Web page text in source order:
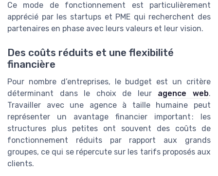
Ce mode de fonctionnement est particulièrement
apprécié par les startups et PME qui recherchent des
partenaires en phase avec leurs valeurs et leur vision.
Des coûts réduits et une flexibilité
financière
Pour nombre d’entreprises, le budget est un critère
déterminant dans le choix de leur agence web.
Travailler avec une agence à taille humaine peut
représenter un avantage financier important : les
structures plus petites ont souvent des coûts de
fonctionnement réduits par rapport aux grands
groupes, ce qui se répercute sur les tarifs proposés aux
clients.